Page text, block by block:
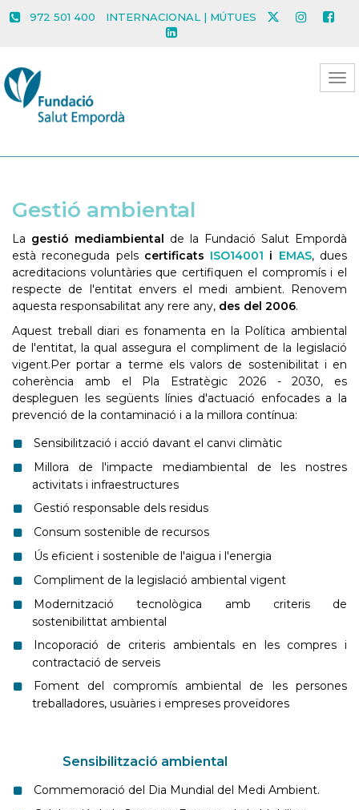
972 501 400 INTERNACIONAL | MÚTUES
Gestió ambiental
La gestió mediambiental de la Fundació Salut Empordà
està reconeguda pels certificats ISO14001 i EMAS, dues
acreditacions voluntàries que certifiquen el compromís i el
respecte de l'entitat envers el medi ambient. Renovem
aquesta responsabilitat any rere any, des del 2006.
Aquest treball diari es fonamenta en la Política ambiental
de l'entitat, la qual assegura el compliment de la legislació
vigent.Per portar a terme els valors de sostenibilitat i en
coherència amb el Pla Estratègic 2026 - 2030, es
despleguen les següents línies d'actuació enfocades a la
prevenció de la contaminació i a la millora contínua:
Sensibilització i acció davant el canvi climàtic
Millora de l'impacte mediambiental de les nostres
activitats i infraestructures
Gestió responsable dels residus
Consum sostenible de recursos
Ús eficient i sostenible de l'aigua i l'energia
Compliment de la legislació ambiental vigent
Modernització tecnològica amb criteris de
sostenibilittat ambiental
Incoporació de criteris ambientals en les compres i
contractació de serveis
Foment del compromís ambiental de les persones
treballadores, usuàries i empreses proveïdores
Sensibilització ambiental
Commemoració del Dia Mundial del Medi Ambient.